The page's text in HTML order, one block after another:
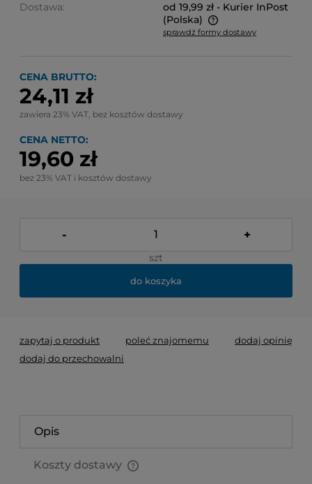
Dostawa:
od 19,99 zł - Kurier InPost
(Polska)
Cena nie zawiera ewentualnych kosztów płatności
sprawdź formy dostawy
CENA BRUTTO:
24,11 zł
zawiera 23% VAT, bez kosztów dostawy
CENA NETTO:
19,60 zł
bez 23% VAT i kosztów dostawy
- +
szt
do koszyka
zapytaj o produkt poleć znajomemu
dodaj opinię
dodaj do przechowalni
Opis
Koszty dostawy